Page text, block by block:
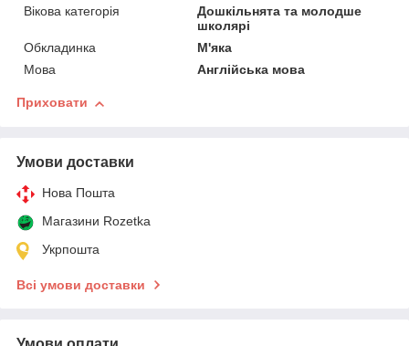
Вікова категорія
Дошкільнята та молодше
школярі
Обкладинка
М'яка
Мова
Англійська мова
Приховати
Умови доставки
Нова Пошта
Магазини Rozetka
Укрпошта
Всі умови доставки